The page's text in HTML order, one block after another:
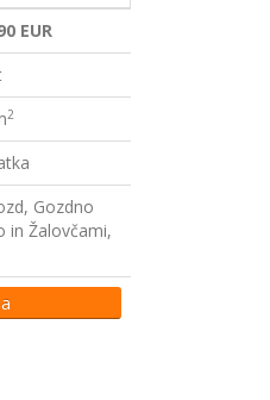
EUR
2
Gozdno
in Žalovčami,